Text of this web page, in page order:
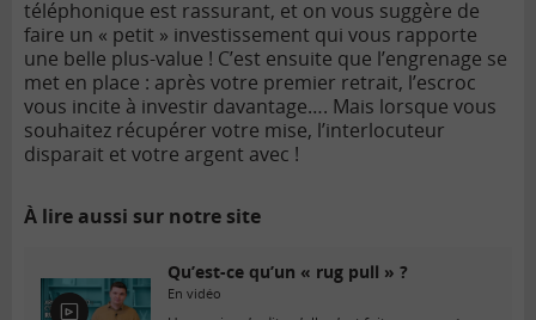
téléphonique est rassurant, et on vous suggère de
faire un « petit » investissement qui vous rapporte
une belle plus-value ! C’est ensuite que l’engrenage se
met en place : après votre premier retrait, l’escroc
vous incite à investir davantage…. Mais lorsque vous
souhaitez récupérer votre mise, l’interlocuteur
disparait et votre argent avec !
À lire aussi sur notre site
Qu’est-ce qu’un « rug pull » ?
En vidéo